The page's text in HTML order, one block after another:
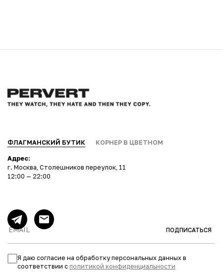
ФЛАГМАНСКИЙ БУТИК КОРНЕР В ЦВЕТНОМ
Адрес:
г. Москва, Столешников переулок, 11
12:00 — 22:00
ПОДПИСАТЬСЯ
Я даю согласие на обработку персональных данных в
соответствии с политикой конфиденциальности